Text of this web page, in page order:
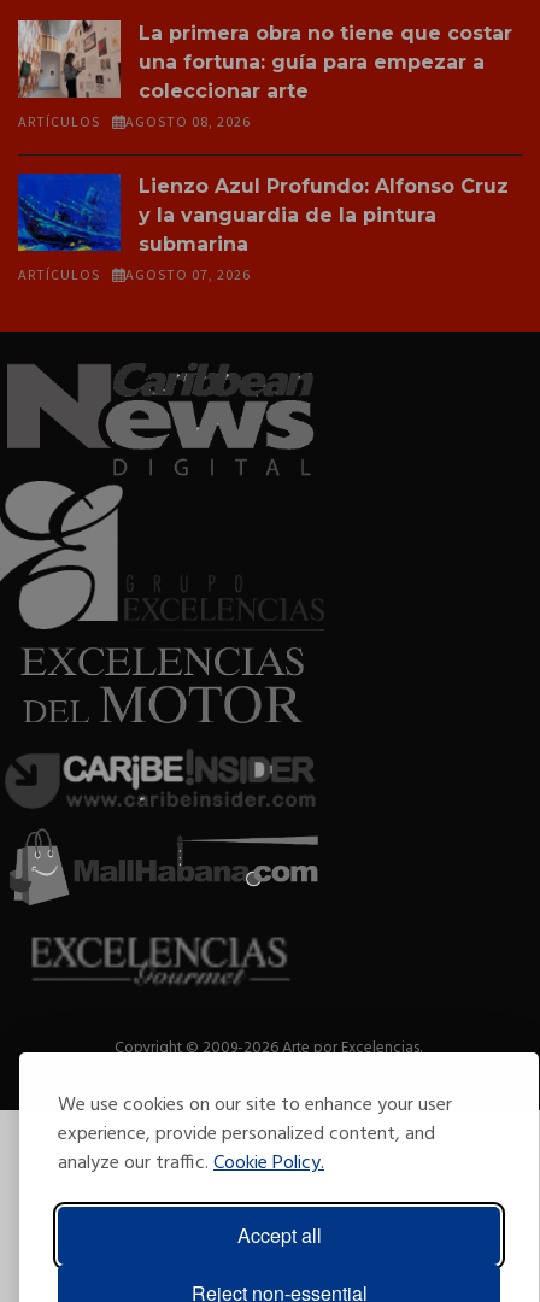
We use cookies on our site to enhance your user
experience, provide personalized content, and
analyze our traffic.Cookie Policy.
Accept all
Reject non-essential
La primera obra no tiene que costar
una fortuna: guía para empezar a
coleccionar arte
ARTÍCULOS AGOSTO 08, 2026
Lienzo Azul Profundo: Alfonso Cruz
y la vanguardia de la pintura
submarina
ARTÍCULOS AGOSTO 07, 2026
Copyright © 2009-2026 Arte por Excelencias.